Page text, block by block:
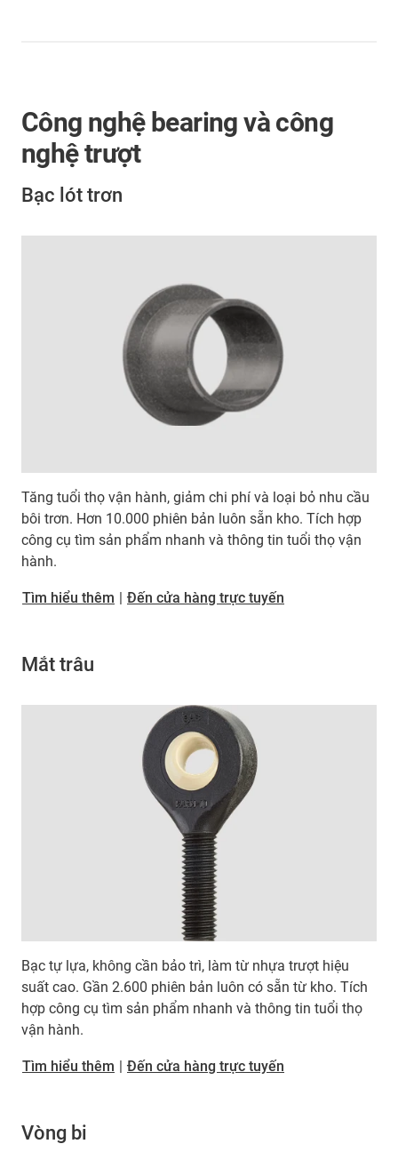
Công nghệ bearing và công
nghệ trượt
Bạc lót trơn
Tăng tuổi thọ vận hành, giảm chi phí và loại bỏ nhu cầu
bôi trơn. Hơn 10.000 phiên bản luôn sẵn kho. Tích hợp
công cụ tìm sản phẩm nhanh và thông tin tuổi thọ vận
hành.
Tìm hiểu thêm | Đến cửa hàng trực tuyến
Mắt trâu
Bạc tự lựa, không cần bảo trì, làm từ nhựa trượt hiệu
suất cao. Gần 2.600 phiên bản luôn có sẵn từ kho. Tích
hợp công cụ tìm sản phẩm nhanh và thông tin tuổi thọ
vận hành.
Tìm hiểu thêm | Đến cửa hàng trực tuyến
Vòng bi